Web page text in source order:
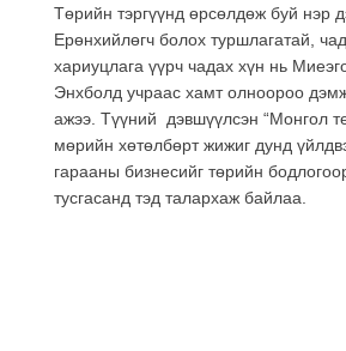
Төрийн тэргүүнд өрсөлдөж буй нэр
Ерөнхийлөгч болох туршлагатай,
хариуцлага үүрч чадах хүн нь
Энхболд учраас хамт олноороо
ажээ. Түүний дэвшүүлсэн “Монгол
мөрийн хөтөлбөрт жижиг дунд
гарааны бизнесийг төрийн
тусгасанд тэд талархаж байлаа.